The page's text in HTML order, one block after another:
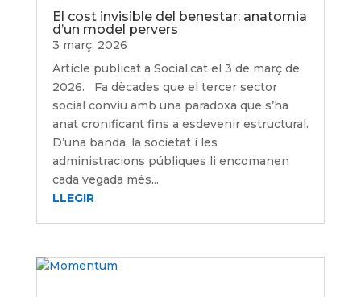
El cost invisible del benestar: anatomia
d’un model pervers
3 març, 2026
Article publicat a Social.cat el 3 de març de
2026. Fa dècades que el tercer sector
social conviu amb una paradoxa que s’ha
anat cronificant fins a esdevenir estructural.
D’una banda, la societat i les
administracions públiques li encomanen
cada vegada més...
LLEGIR